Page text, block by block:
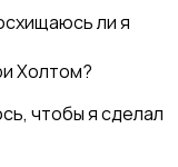
ли я
Холтом?
чтобы я сделал